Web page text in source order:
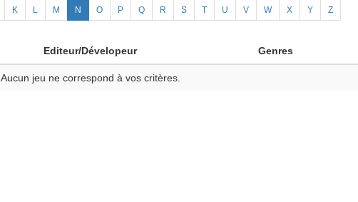
K L M N O P Q R S T U V W X Y Z
Editeur/Dévelopeur Genres
Aucun jeu ne correspond à vos critères.